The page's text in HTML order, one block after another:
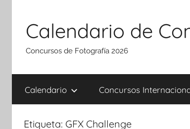
contenido
Calendario de
Concursos de Fotografía 2026
Calendario Concursos
Etiqueta: GFX Challenge